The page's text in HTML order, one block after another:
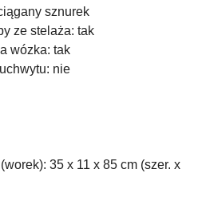
sznurek
ze stelaża: tak
wózka: tak
nie
35 x 11 x 85 cm (szer. x